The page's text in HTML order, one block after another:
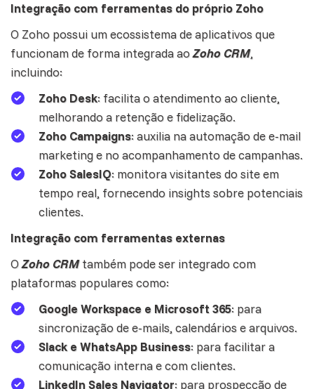
Integração com ferramentas do próprio Zoho
O Zoho possui um ecossistema de aplicativos que
funcionam de forma integrada aoZoho CRM,
incluindo:
Zoho Desk: facilita o atendimento ao cliente,
melhorando a retenção e fidelização.
Zoho Campaigns: auxilia na automação de e-mail
marketing e no acompanhamento de campanhas.
Zoho SalesIQ: monitora visitantes do site em
tempo real, fornecendo insights sobre potenciais
clientes.
Integração com ferramentas externas
OZoho CRMtambém pode ser integrado com
plataformas populares como:
Google Workspace e Microsoft 365: para
sincronização de e-mails, calendários e arquivos.
Slack e WhatsApp Business: para facilitar a
comunicação interna e com clientes.
LinkedIn Sales Navigator: para prospecção de